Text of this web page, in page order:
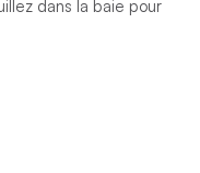
dans la baie pour